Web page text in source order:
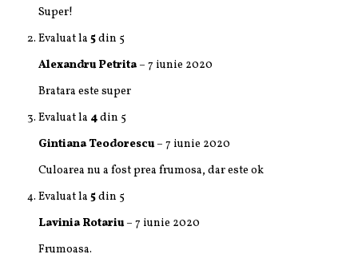
Super!
Evaluat la 5din 5
Alexandru Petrita – 7 iunie 2020
Bratara este super
Evaluat la 4din 5
Gintiana Teodorescu – 7 iunie 2020
Culoarea nu a fost prea frumosa, dar este ok
Evaluat la 5din 5
Lavinia Rotariu – 7 iunie 2020
Frumoasa.